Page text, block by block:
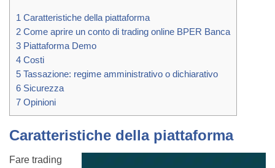
1 Caratteristiche della piattaforma
2 Come aprire un conto di trading online BPER Banca
3 Piattaforma Demo
4 Costi
5 Tassazione: regime amministrativo o dichiarativo
6 Sicurezza
7 Opinioni
Caratteristiche della piattaforma
Fare trading